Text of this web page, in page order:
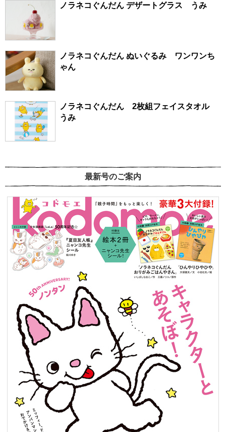
ノラネコぐんだん デザートグラス うみ
ノラネコぐんだん ぬいぐるみ ワンワンち
ゃん
ノラネコぐんだん 2枚組フェイスタオル
うみ
最新号のご案内